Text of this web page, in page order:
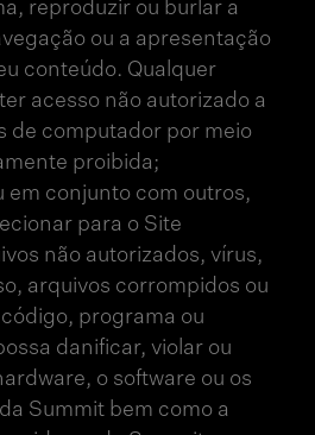
reproduzir ou burlar a
ou a apresentação
conteúdo. Qualquer
acesso não autorizado a
de computador por meio
proibida;
em conjunto com outros,
para o Site
não autorizados, vírus,
arquivos corrompidos ou
programa ou
danificar, violar ou
o software ou os
Summit bem como a